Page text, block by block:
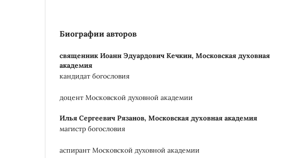
Биографии авторов
священник Иоанн Эдуардович Кечкин, Московская духовная
академия
кандидат богословия
доцент Московской духовной академии
Илья Сергеевич Рязанов, Московская духовная академия
магистр богословия
аспирант Московской духовной академии